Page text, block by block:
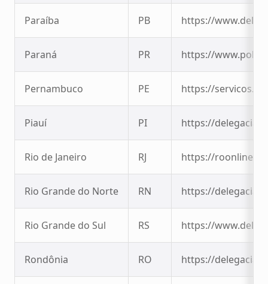
Paraíba PB https://
Paraná PR https://
Pernambuco PE https://
Piauí PI https://
Rio de Janeiro RJ https://
Rio Grande do Norte RN https://
Rio Grande do Sul RS https://
Rondônia RO https://